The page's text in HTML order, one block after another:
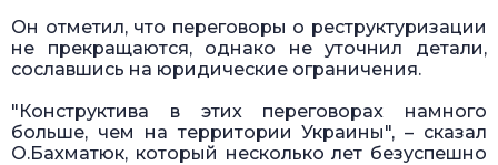
Он отметил, что переговоры о реструктуризации
не прекращаются, однако не уточнил детали,
сославшись на юридические ограничения.
"Конструктива в этих переговорах намного
больше, чем на территории Украины", – сказал
О.Бахматюк, который несколько лет безуспешно